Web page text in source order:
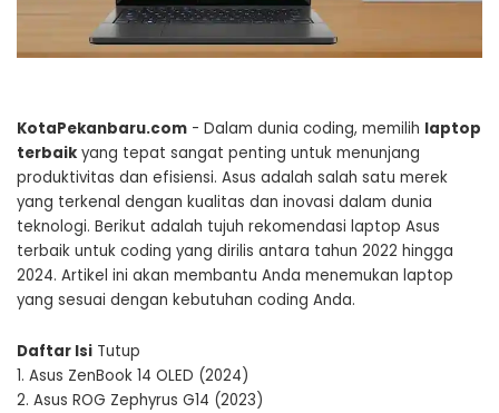
KotaPekanbaru.com - Dalam dunia coding, memilih laptop
terbaik yang tepat sangat penting untuk menunjang
produktivitas dan efisiensi. Asus adalah salah satu merek
yang terkenal dengan kualitas dan inovasi dalam dunia
teknologi. Berikut adalah tujuh rekomendasi laptop Asus
terbaik untuk coding yang dirilis antara tahun 2022 hingga
2024. Artikel ini akan membantu Anda menemukan laptop
yang sesuai dengan kebutuhan coding Anda.
Daftar Isi Tutup
1. Asus ZenBook 14 OLED (2024)
2. Asus ROG Zephyrus G14 (2023)